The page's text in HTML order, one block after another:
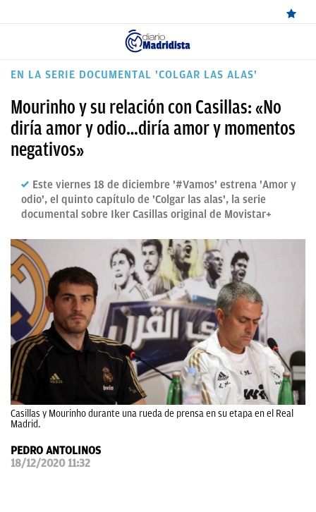
ÚLTIMAS
REAL
MADRID
CANTERA
DIRECTO
FEMENINO
PAPARAZZI
OKDIARIO
EN LA SERIE DOCUMENTAL 'COLGAR LAS ALAS'
Mourinho y su relación con Casillas: «No
diría amor y odio…diría amor y momentos
negativos»
Este viernes 18 de diciembre '#Vamos' estrena 'Amor y
odio', el quinto capítulo de 'Colgar las alas', la serie
documental sobre Iker Casillas original de Movistar+
Casillas y Mourinho durante una rueda de prensa en su etapa en el Real
Madrid.
PEDRO ANTOLINOS
18/12/2020 11:32